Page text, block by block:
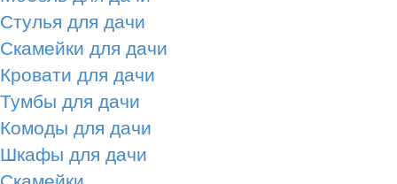
Стулья для дачи
Скамейки для дачи
Кровати для дачи
Тумбы для дачи
Комоды для дачи
Шкафы для дачи